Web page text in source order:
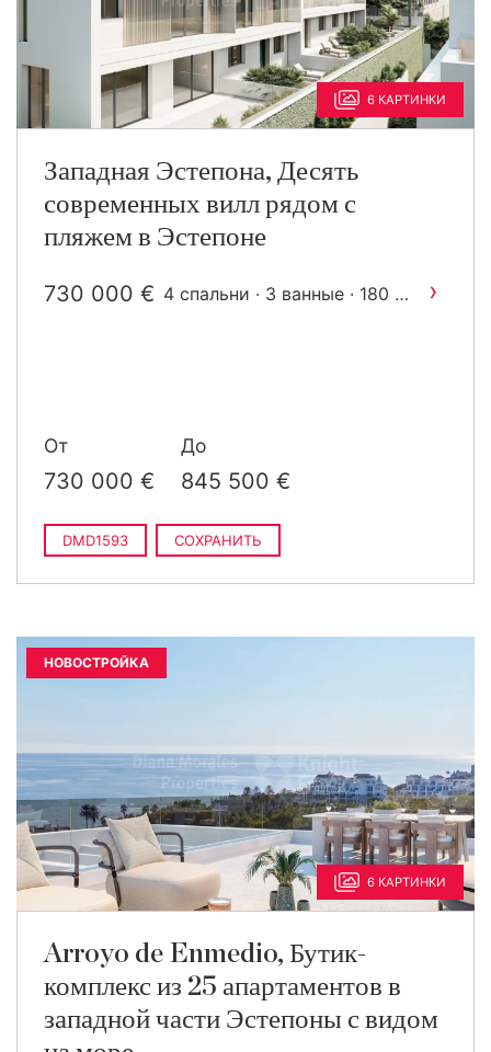
6 КАРТИНКИ
Западная Эстепона, Десять
современных вилл рядом с
пляжем в Эстепоне
730 000 € 4 спальни · 3 ванные · 180 m ›
От
730 000 €
До
845 500 €
DMD1593 СОХРАНИТЬ
НОВОСТРОЙКА
6 КАРТИНКИ
Arroyo de Enmedio, Бутик-
комплекс из 25 апартаментов в
западной части Эстепоны с видом